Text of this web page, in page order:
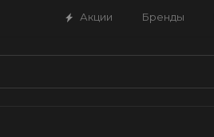
Акции Бренды